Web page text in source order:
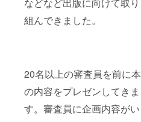
などなど出版に向けて取り
組んできました。
20名以上の審査員を前に本
の内容をプレゼンしてきま
す。審査員に企画内容がい